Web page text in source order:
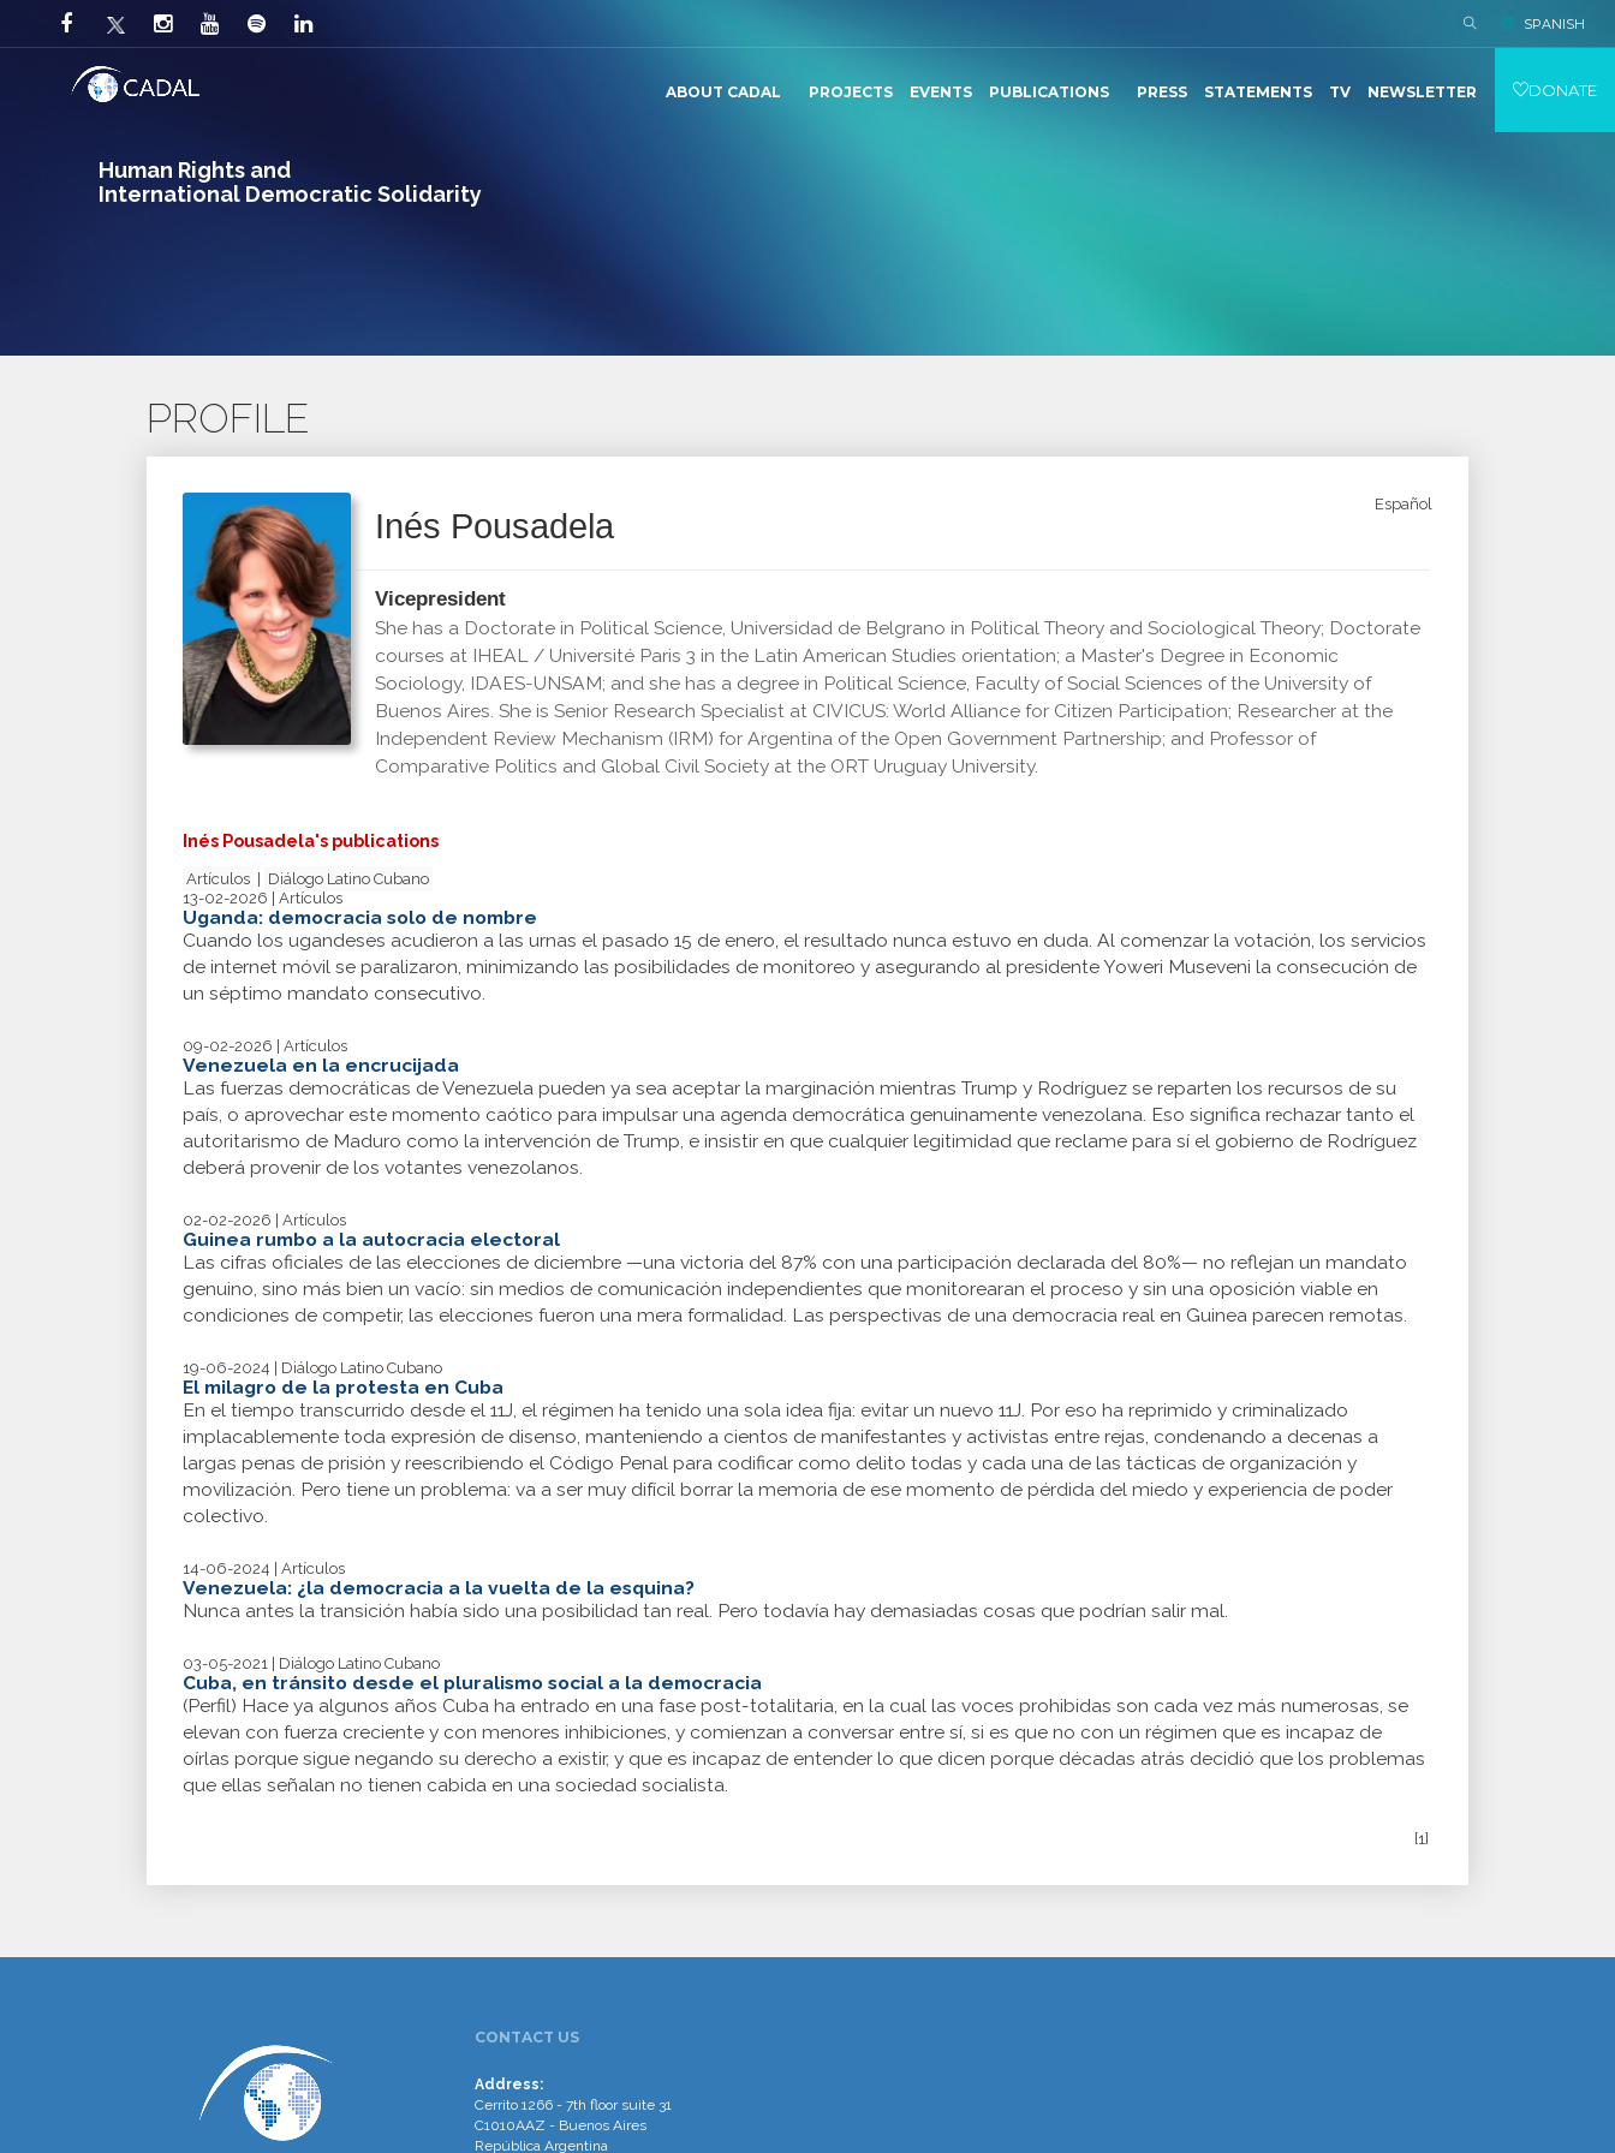
Human Rights and
International Democratic Solidarity
SPANISH
ABOUT CADAL PROJECTS EVENTS PUBLICATIONS PRESS STATEMENTS TV NEWSLETTER DONATE
PROFILE
Español
Inés Pousadela
Vicepresident
She has a Doctorate in Political Science, Universidad de Belgrano in Political Theory and Sociological Theory; Doctorate
courses at IHEAL / Université Paris 3 in the Latin American Studies orientation; a Master's Degree in Economic
Sociology, IDAES-UNSAM; and she has a degree in Political Science, Faculty of Social Sciences of the University of
Buenos Aires. She is Senior Research Specialist at CIVICUS: World Alliance for Citizen Participation; Researcher at the
Independent Review Mechanism (IRM) for Argentina of the Open Government Partnership; and Professor of
Comparative Politics and Global Civil Society at the ORT Uruguay University.
Inés Pousadela's publications
Artículos
Diálogo Latino Cubano
13-02-2026 | Artículos
Uganda: democracia solo de nombre
Cuando los ugandeses acudieron a las urnas el pasado 15 de enero, el resultado nunca estuvo en duda. Al comenzar la votación, los servicios
de internet móvil se paralizaron, minimizando las posibilidades de monitoreo y asegurando al presidente Yoweri Museveni la consecución de
un séptimo mandato consecutivo.
09-02-2026 | Artículos
Venezuela en la encrucijada
Las fuerzas democráticas de Venezuela pueden ya sea aceptar la marginación mientras Trump y Rodríguez se reparten los recursos de su
país, o aprovechar este momento caótico para impulsar una agenda democrática genuinamente venezolana. Eso significa rechazar tanto el
autoritarismo de Maduro como la intervención de Trump, e insistir en que cualquier legitimidad que reclame para sí el gobierno de Rodríguez
deberá provenir de los votantes venezolanos.
02-02-2026 | Artículos
Guinea rumbo a la autocracia electoral
Las cifras oficiales de las elecciones de diciembre —una victoria del 87% con una participación declarada del 80%— no reflejan un mandato
genuino, sino más bien un vacío: sin medios de comunicación independientes que monitorearan el proceso y sin una oposición viable en
condiciones de competir, las elecciones fueron una mera formalidad. Las perspectivas de una democracia real en Guinea parecen remotas.
19-06-2024 | Diálogo Latino Cubano
El milagro de la protesta en Cuba
En el tiempo transcurrido desde el 11J, el régimen ha tenido una sola idea fija: evitar un nuevo 11J. Por eso ha reprimido y criminalizado
implacablemente toda expresión de disenso, manteniendo a cientos de manifestantes y activistas entre rejas, condenando a decenas a
largas penas de prisión y reescribiendo el Código Penal para codificar como delito todas y cada una de las tácticas de organización y
movilización. Pero tiene un problema: va a ser muy difícil borrar la memoria de ese momento de pérdida del miedo y experiencia de poder
colectivo.
14-06-2024 | Artículos
Venezuela: ¿la democracia a la vuelta de la esquina?
Nunca antes la transición había sido una posibilidad tan real. Pero todavía hay demasiadas cosas que podrían salir mal.
03-05-2021 | Diálogo Latino Cubano
Cuba, en tránsito desde el pluralismo social a la democracia
(Perfil) Hace ya algunos años Cuba ha entrado en una fase post-totalitaria, en la cual las voces prohibidas son cada vez más numerosas, se
elevan con fuerza creciente y con menores inhibiciones, y comienzan a conversar entre sí, si es que no con un régimen que es incapaz de
oírlas porque sigue negando su derecho a existir, y que es incapaz de entender lo que dicen porque décadas atrás decidió que los problemas
que ellas señalan no tienen cabida en una sociedad socialista.
[1]
CONTACT US
Address:
Cerrito 1266 - 7th floor suite 31
C1010AAZ - Buenos Aires
República Argentina